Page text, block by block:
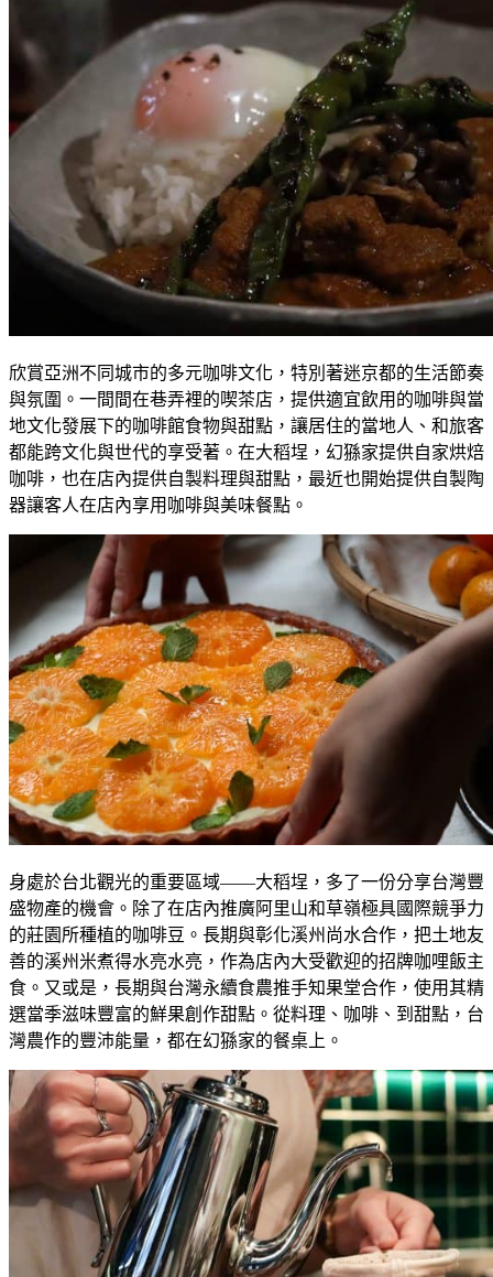
欣賞亞洲不同城市的多元咖啡文化，特別著迷京都的生活節奏
與氛圍。一間間在巷弄裡的喫茶店，提供適宜飲用的咖啡與當
地文化發展下的咖啡館食物與甜點，讓居住的當地人、和旅客
都能跨文化與世代的享受著。在大稻埕，幻猻家提供自家烘焙
咖啡，也在店內提供自製料理與甜點，最近也開始提供自製陶
器讓客人在店內享用咖啡與美味餐點。
身處於台北觀光的重要區域——大稻埕，多了一份分享台灣豐
盛物產的機會。除了在店內推廣阿里山和草嶺極具國際競爭力
的莊園所種植的咖啡豆。長期與彰化溪州尚水合作，把土地友
善的溪州米煮得水亮水亮，作為店內大受歡迎的招牌咖哩飯主
食。又或是，長期與台灣永續食農推手知果堂合作，使用其精
選當季滋味豐富的鮮果創作甜點。從料理、咖啡、到甜點，台
灣農作的豐沛能量，都在幻猻家的餐桌上。